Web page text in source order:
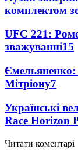
комплектом
UFC 221:
зважуванні15
Мітріону7
Українські
Race Horizon
Читати коментарі